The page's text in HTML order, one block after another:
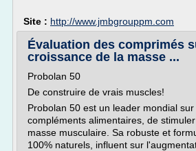
Site : http://www.jmbgrouppm.com
Évaluation des comprimés
croissance de la masse ...
Probolan 50
De construire de vrais muscles!
Probolan 50 est un leader mondial
compléments alimentaires, de
masse musculaire. Sa robuste et
100% naturels, influent sur